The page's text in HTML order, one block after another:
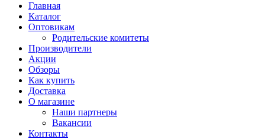
Главная
Каталог
Оптовикам
Родительские комитеты
Производители
Акции
Обзоры
Как купить
Доставка
О магазине
Наши партнеры
Вакансии
Контакты